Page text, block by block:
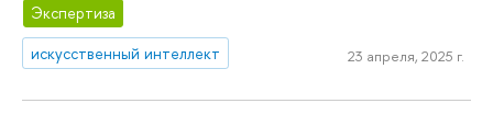
Экспертиза
искусственный интеллект
23 апреля, 2025 г.